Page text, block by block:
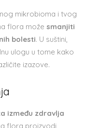
mikrobioma i tvog
flora može smanjiti
bolesti. U suštini,
ulogu u tome kako
izazove.
između zdravlja
flora proizvodi